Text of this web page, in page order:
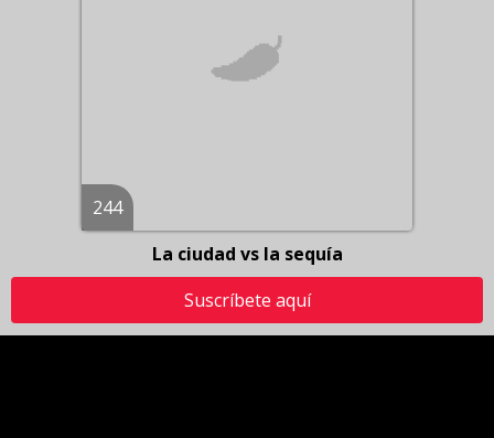
244
La ciudad vs la sequía
Suscríbete aquí